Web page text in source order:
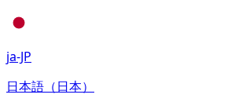
ja-JP
日本語（日本）